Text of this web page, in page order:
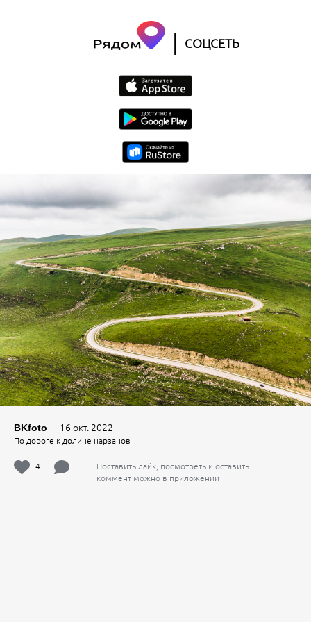
| СОЦСЕТЬ
BKfoto 16 окт. 2022
По дороге к долине нарзанов
4
Поставить лайк, посмотреть и оставить
коммент можно в приложении